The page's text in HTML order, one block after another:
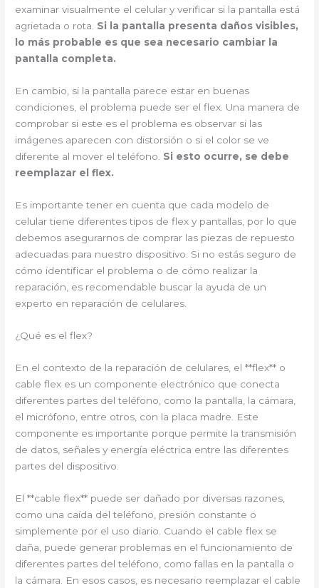
examinar visualmente el celular y verificar si la pantalla está
agrietada o rota. Si la pantalla presenta daños visibles,
lo más probable es que sea necesario cambiar la
pantalla completa.
En cambio, si la pantalla parece estar en buenas
condiciones, el problema puede ser el flex. Una manera de
comprobar si este es el problema es observar si las
imágenes aparecen con distorsión o si el color se ve
diferente al mover el teléfono. Si esto ocurre, se debe
reemplazar el flex.
Es importante tener en cuenta que cada modelo de
celular tiene diferentes tipos de flex y pantallas, por lo que
debemos asegurarnos de comprar las piezas de repuesto
adecuadas para nuestro dispositivo. Si no estás seguro de
cómo identificar el problema o de cómo realizar la
reparación, es recomendable buscar la ayuda de un
experto en reparación de celulares.
¿Qué es el flex?
En el contexto de la reparación de celulares, el **flex** o
cable flex es un componente electrónico que conecta
diferentes partes del teléfono, como la pantalla, la cámara,
el micrófono, entre otros, con la placa madre. Este
componente es importante porque permite la transmisión
de datos, señales y energía eléctrica entre las diferentes
partes del dispositivo.
El **cable flex** puede ser dañado por diversas razones,
como una caída del teléfono, presión constante o
simplemente por el uso diario. Cuando el cable flex se
daña, puede generar problemas en el funcionamiento de
diferentes partes del teléfono, como fallas en la pantalla o
la cámara. En esos casos, es necesario reemplazar el cable